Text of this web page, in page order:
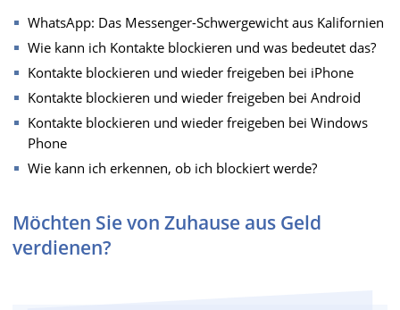
WhatsApp: Das Messenger-Schwergewicht aus Kalifornien
Wie kann ich Kontakte blockieren und was bedeutet das?
Kontakte blockieren und wieder freigeben bei iPhone
Kontakte blockieren und wieder freigeben bei Android
Kontakte blockieren und wieder freigeben bei Windows
Phone
Wie kann ich erkennen, ob ich blockiert werde?
Möchten Sie von Zuhause aus Geld
verdienen?